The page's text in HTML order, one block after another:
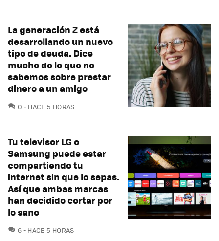
La generación Z está
desarrollando un nuevo
tipo de deuda. Dice
mucho de lo que no
sabemos sobre prestar
dinero a un amigo
0 COMENTARIOS
HACE 5 HORAS
Tu televisor LG o
Samsung puede estar
compartiendo tu
internet sin que lo sepas.
Así que ambas marcas
han decidido cortar por
lo sano
6 COMENTARIOS
HACE 5 HORAS